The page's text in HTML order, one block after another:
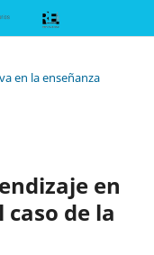
en la enseñanza
en
de la